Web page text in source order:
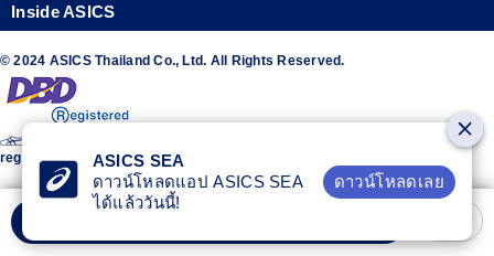
Inside ASICS
© 2024 ASICS Thailand Co., Ltd. All Rights Reserved.
The stripe design featured on the sides of the ASICS® shoes is a
registered trademark of ASICS Corporation
ASICS SEA
ดาวน์โหลดแอป ASICS SEA
ได้แล้ววันนี้!
ดาวน์โหลดเลย